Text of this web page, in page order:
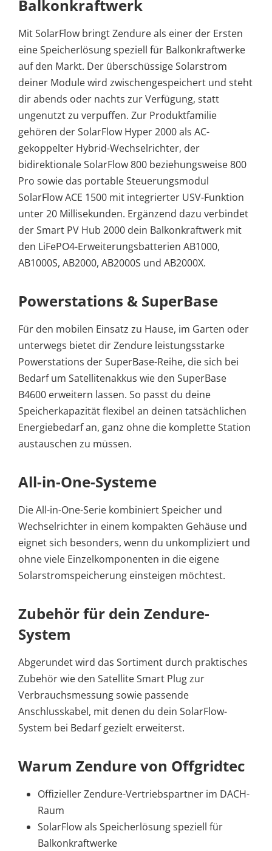
Balkonkraftwerk
Mit SolarFlow bringt Zendure als einer der Ersten
eine Speicherlösung speziell für Balkonkraftwerke
auf den Markt. Der überschüssige Solarstrom
deiner Module wird zwischengespeichert und steht
dir abends oder nachts zur Verfügung, statt
ungenutzt zu verpuffen. Zur Produktfamilie
gehören der SolarFlow Hyper 2000 als AC-
gekoppelter Hybrid-Wechselrichter, der
bidirektionale SolarFlow 800 beziehungsweise 800
Pro sowie das portable Steuerungsmodul
SolarFlow ACE 1500 mit integrierter USV-Funktion
unter 20 Millisekunden. Ergänzend dazu verbindet
der Smart PV Hub 2000 dein Balkonkraftwerk mit
den LiFePO4-Erweiterungsbatterien AB1000,
AB1000S, AB2000, AB2000S und AB2000X.
Powerstations & SuperBase
Für den mobilen Einsatz zu Hause, im Garten oder
unterwegs bietet dir Zendure leistungsstarke
Powerstations der SuperBase-Reihe, die sich bei
Bedarf um Satellitenakkus wie den SuperBase
B4600 erweitern lassen. So passt du deine
Speicherkapazität flexibel an deinen tatsächlichen
Energiebedarf an, ganz ohne die komplette Station
austauschen zu müssen.
All-in-One-Systeme
Die All-in-One-Serie kombiniert Speicher und
Wechselrichter in einem kompakten Gehäuse und
eignet sich besonders, wenn du unkompliziert und
ohne viele Einzelkomponenten in die eigene
Solarstromspeicherung einsteigen möchtest.
Zubehör für dein Zendure-
System
Abgerundet wird das Sortiment durch praktisches
Zubehör wie den Satellite Smart Plug zur
Verbrauchsmessung sowie passende
Anschlusskabel, mit denen du dein SolarFlow-
System bei Bedarf gezielt erweiterst.
Warum Zendure von Offgridtec
Offizieller Zendure-Vertriebspartner im DACH-
Raum
SolarFlow als Speicherlösung speziell für
Balkonkraftwerke